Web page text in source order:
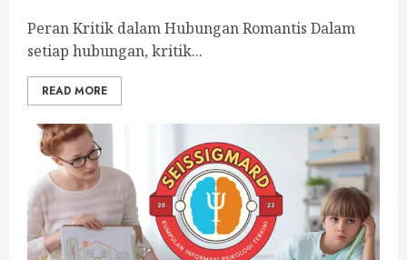
Peran Kritik dalam Hubungan Romantis Dalam
setiap hubungan, kritik...
READ MORE